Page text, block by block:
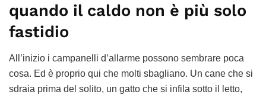
quando il caldo non è più solo
fastidio
All’inizio i campanelli d’allarme possono sembrare poca
cosa. Ed è proprio qui che molti sbagliano. Un cane che si
sdraia prima del solito, un gatto che si infila sotto il letto,